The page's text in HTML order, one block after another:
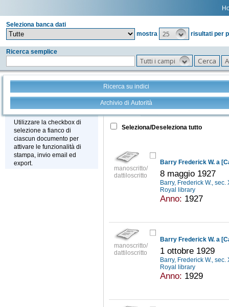
Seleziona banca dati
mostra
25 risultati per
Ricerca semplice
Tutti i campi
Ricerca su indici
Archivio di Autorità
Stampa - Email - Export
Utilizzare la checkbox di
selezione a fianco di
ciascun documento per
attivare le funzionalità di
stampa, invio email ed
export.
Tutto +
Seleziona/Deseleziona tutto
manoscritto/
dattiloscritto
Barry Frederick W. a
8 maggio 1927
Barry, Frederick W., sec.
Royal library
Anno: 1927
manoscritto/
dattiloscritto
Barry Frederick W. a
1 ottobre 1929
Barry, Frederick W., sec.
Royal library
Anno: 1929